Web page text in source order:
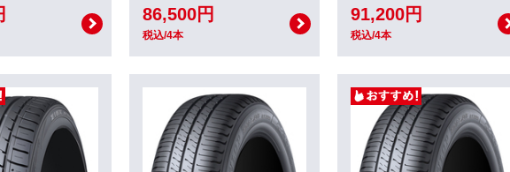
86,500円
税込/4本
91,200円
税込/4本